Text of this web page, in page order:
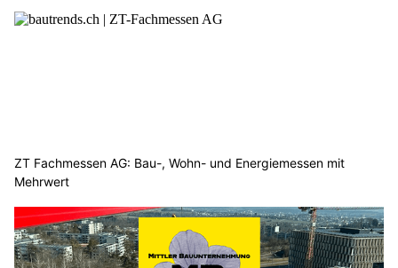
ZT Fachmessen AG: Bau-, Wohn- und Energiemessen mit
Mehrwert